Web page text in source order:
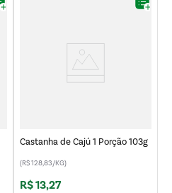
Castanha de Cajú 1 Porção 103g
(R$ 128,83/KG)
R$13,27